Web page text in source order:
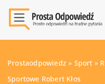
Prostaodpowiedz » Sport »
Sportowe Robert Kłos